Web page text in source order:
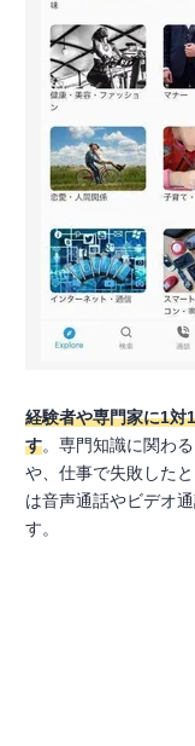
経験者や専門家に1対
す。専門知識に関わ
や、仕事で失敗した
は音声通話やビデオ
す。